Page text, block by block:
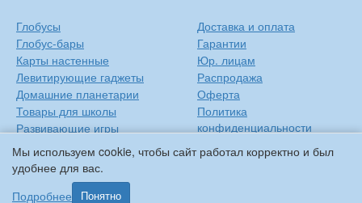
Мы используем cookie, чтобы сайт работал корректно и был
удобнее для вас.
Подробнее
Понятно
Глобусы
Глобус-бары
Карты настенные
Левитирующие гаджеты
Домашние планетарии
Товары для школы
Развивающие игры
Оригинальные игрушки
Подарки на Новый Год
Прочее
Доставка и оплата
Гарантии
Юр. лицам
Распродажа
Оферта
Политика
конфиденциальности
Контакты
О компании